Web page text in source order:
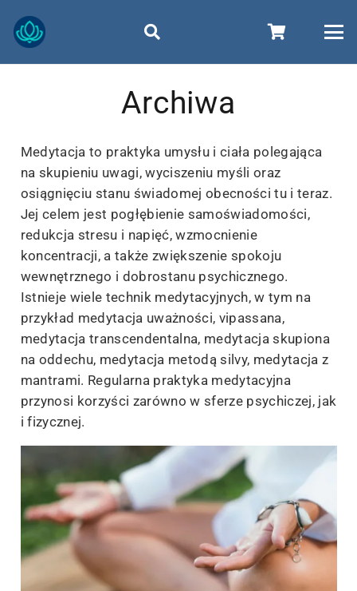
Archiwa
Medytacja to praktyka umysłu i ciała polegająca
na skupieniu uwagi, wyciszeniu myśli oraz
osiągnięciu stanu świadomej obecności tu i teraz.
Jej celem jest pogłębienie samoświadomości,
redukcja stresu i napięć, wzmocnienie
koncentracji, a także zwiększenie spokoju
wewnętrznego i dobrostanu psychicznego.
Istnieje wiele technik medytacyjnych, w tym na
przykład medytacja uważności, vipassana,
medytacja transcendentalna, medytacja skupiona
na oddechu, medytacja metodą silvy, medytacja z
mantrami. Regularna praktyka medytacyjna
przynosi korzyści zarówno w sferze psychiczej, jak
i fizycznej.